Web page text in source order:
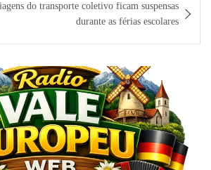
do transporte coletivo ficam suspensas
durante as férias escolares